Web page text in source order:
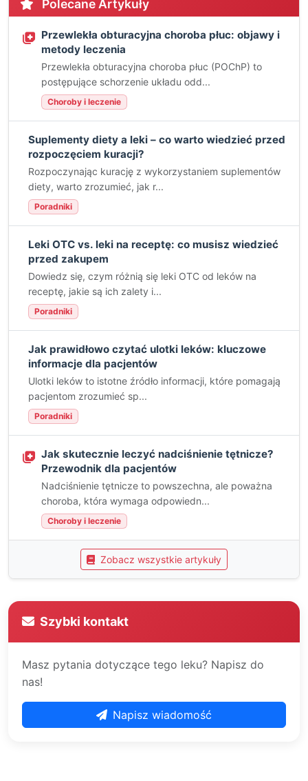
Polecane Artykuły
Przewlekła obturacyjna choroba płuc: objawy i
metody leczenia
Przewlekła obturacyjna choroba płuc (POChP) to
postępujące schorzenie układu odd...
Choroby i leczenie
Suplementy diety a leki – co warto wiedzieć przed
rozpoczęciem kuracji?
Rozpoczynając kurację z wykorzystaniem suplementów
diety, warto zrozumieć, jak r...
Poradniki
Leki OTC vs. leki na receptę: co musisz wiedzieć
przed zakupem
Dowiedz się, czym różnią się leki OTC od leków na
receptę, jakie są ich zalety i...
Poradniki
Jak prawidłowo czytać ulotki leków: kluczowe
informacje dla pacjentów
Ulotki leków to istotne źródło informacji, które pomagają
pacjentom zrozumieć sp...
Poradniki
Jak skutecznie leczyć nadciśnienie tętnicze?
Przewodnik dla pacjentów
Nadciśnienie tętnicze to powszechna, ale poważna
choroba, która wymaga odpowiedn...
Choroby i leczenie
Zobacz wszystkie artykuły
Szybki kontakt
Masz pytania dotyczące tego leku? Napisz do
nas!
Napisz wiadomość